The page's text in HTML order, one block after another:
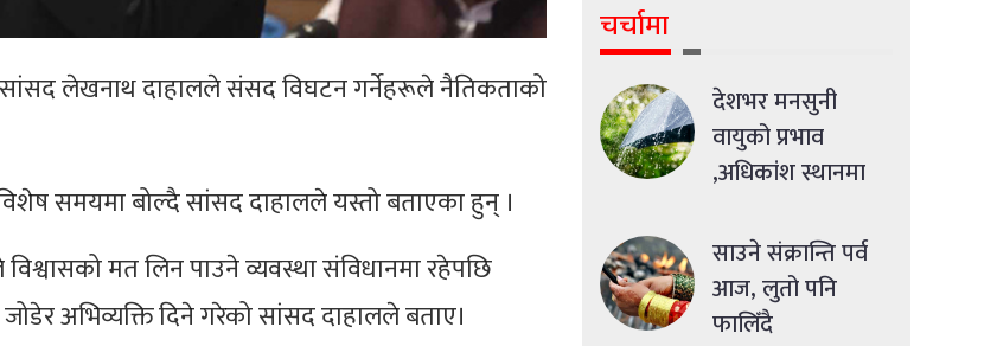
सांसद लेखनाथ दाहालले संसद विघटन गर्नेहरूले नैतिकताको
समयमा बोल्दै सांसद दाहालले यस्तो बताएका हुन् ।
विश्वासको मत लिन पाउने व्यवस्था संविधानमा रहेपछि
अभिव्यक्ति दिने गरेको सांसद दाहालले बताए।
चर्चामा
देशभर मनसुनी
वायुको प्रभाव
,अधिकांश स्थानमा
साउने संक्रान्ति पर्व
आज, लुतो पनि
फालिँदै